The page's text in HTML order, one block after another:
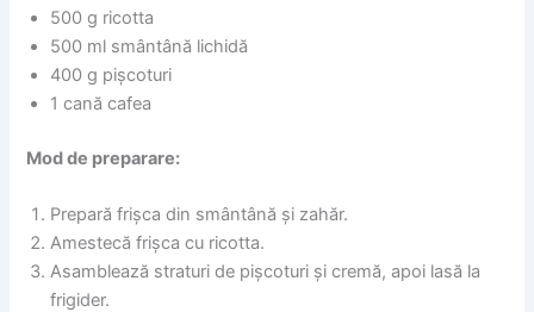
500 g ricotta
500 ml smântână lichidă
400 g pișcoturi
1 cană cafea
Mod de preparare:
Prepară frișca din smântână și zahăr.
Amestecă frișca cu ricotta.
Asamblează straturi de pișcoturi și cremă, apoi lasă la
frigider.